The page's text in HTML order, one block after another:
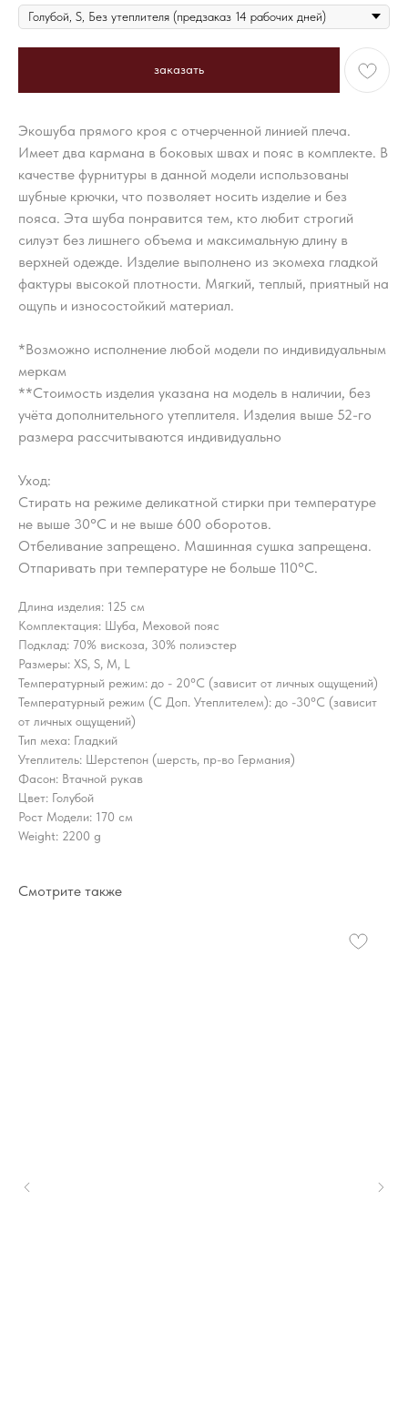
заказать
Экошуба прямого кроя с отчерченной линией плеча.
Имеет два кармана в боковых швах и пояс в комплекте. В
качестве фурнитуры в данной модели использованы
шубные крючки, что позволяет носить изделие и без
пояса. Эта шуба понравится тем, кто любит строгий
силуэт без лишнего объема и максимальную длину в
верхней одежде. Изделие выполнено из экомеха гладкой
фактуры высокой плотности. Мягкий, теплый, приятный на
ощупь и износостойкий материал.
*Возможно исполнение любой модели по индивидуальным
меркам
**Стоимость изделия указана на модель в наличии, без
учёта дополнительного утеплителя. Изделия выше 52-го
размера рассчитываются индивидуально
Уход:
Стирать на режиме деликатной стирки при температуре
не выше 30°С и не выше 600 оборотов.
Отбеливание запрещено. Машинная сушка запрещена.
Отпаривать при температуре не больше 110°С.
Длина изделия: 125 см
Комплектация: Шуба, Меховой пояс
Подклад: 70% вискоза, 30% полиэстер
Размеры: XS, S, M, L
Температурный режим: до - 20°C (зависит от личных ощущений)
Температурный режим (С Доп. Утеплителем): до -30°C (зависит
от личных ощущений)
Тип меха: Гладкий
Утеплитель: Шерстепон (шерсть, пр-во Германия)
Фасон: Втачной рукав
Цвет: Голубой
Рост Модели: 170 см
Weight: 2200 g
Смотрите также